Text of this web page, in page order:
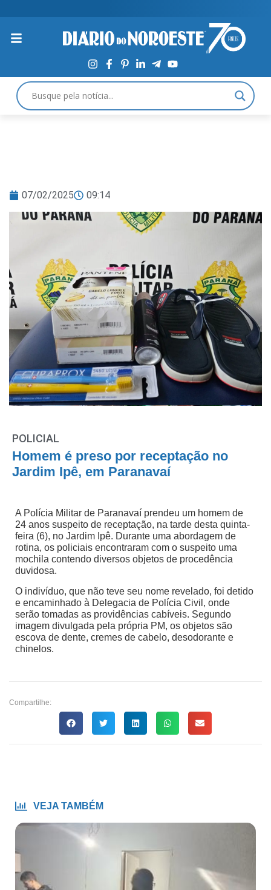
07/02/2025 09:14
POLICIAL
Homem é preso por receptação no
Jardim Ipê, em Paranavaí
A Polícia Militar de Paranavaí prendeu um homem de
24 anos suspeito de receptação, na tarde desta quinta-
feira (6), no Jardim Ipê. Durante uma abordagem de
rotina, os policiais encontraram com o suspeito uma
mochila contendo diversos objetos de procedência
duvidosa.
O indivíduo, que não teve seu nome revelado, foi detido
e encaminhado à Delegacia de Polícia Civil, onde
serão tomadas as providências cabíveis. Segundo
imagem divulgada pela própria PM, os objetos são
escova de dente, cremes de cabelo, desodorante e
chinelos.
Compartilhe:
VEJA TAMBÉM